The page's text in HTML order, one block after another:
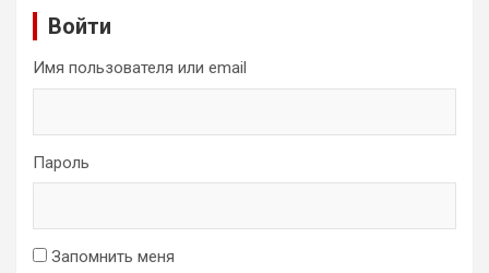
Войти
Имя пользователя или email
Пароль
Запомнить меня